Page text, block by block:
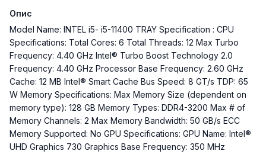
Опис
Model Name: INTEL i5- i5-11400 TRAY Specification : CPU
Specifications: Total Cores: 6 Total Threads: 12 Max Turbo
Frequency: 4.40 GHz Intel® Turbo Boost Technology 2.0
Frequency: 4.40 GHz Processor Base Frequency: 2.60 GHz
Cache: 12 MB Intel® Smart Cache Bus Speed: 8 GT/s TDP: 65
W Memory Specifications: Max Memory Size (dependent on
memory type): 128 GB Memory Types: DDR4-3200 Max # of
Memory Channels: 2 Max Memory Bandwidth: 50 GB/s ECC
Memory Supported: No GPU Specifications: GPU Name: Intel®
UHD Graphics 730 Graphics Base Frequency: 350 MHz